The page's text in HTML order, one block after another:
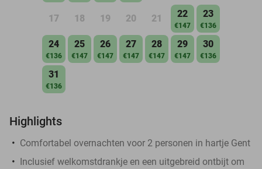
17 18 19 20 21 22
€147
23
€136
24
€136
25
€147
26
€147
27
€147
28
€147
29
€147
30
€136
31
€136
Highlights
Comfortabel overnachten voor 2 personen in hartje Gent
Inclusief welkomstdrankje en een uitgebreid ontbijt om